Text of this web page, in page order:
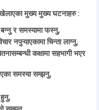
खेलाएका मुख्य मुख्य घटनाहरु :
र समस्यामा फस्नु,
नपुऱ्याएकामा चिन्ता लाग्नु,
कक्षामा सहभागी भएर
समस्या सम्झनु,